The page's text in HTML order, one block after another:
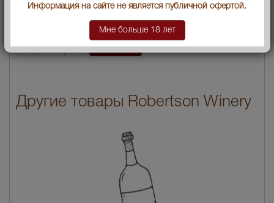
В заявку Цена:1804руб.
Другие товары Robertson Winery
Информация на сайте не является публичной офертой.
Мне больше 18 лет